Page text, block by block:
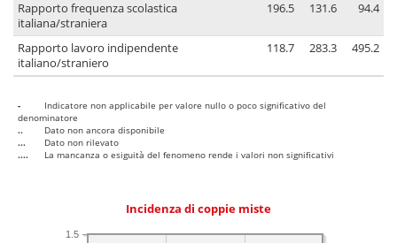
Rapporto frequenza scolastica
italiana/straniera
196.5 131.6 94.4
Rapporto lavoro indipendente
italiano/straniero
118.7 283.3 495.2
-
Indicatore non applicabile per valore nullo o poco significativo del
denominatore
..
Dato non ancora disponibile
...
Dato non rilevato
....
La mancanza o esiguità del fenomeno rende i valori non significativi
Incidenza di coppie miste
1.5